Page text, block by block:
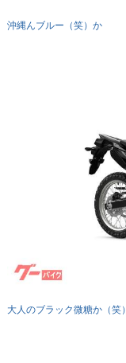
沖縄んブルー（笑）か
大人のブラック微糖か（笑）